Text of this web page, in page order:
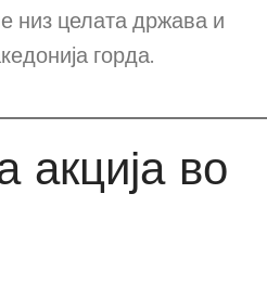
низ целата држава и
горда.
акција во